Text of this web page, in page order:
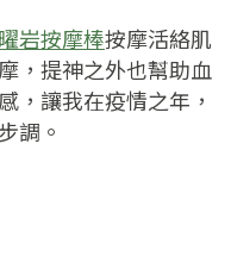
岩按摩棒按摩活絡肌
，提神之外也幫助血
，讓我在疫情之年，
調。